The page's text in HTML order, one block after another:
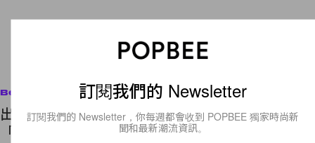
Beauty
出道 40 年，Celine Dion 首次成為美妝品牌大使：
「從沒想過會有這一天， 還是在我 51 歲時。」
訂閱我們的 Newsletter
訂閱我們的 Newsletter，你每週都會收到 POPBEE 獨家時尚新
聞和最新潮流資訊。